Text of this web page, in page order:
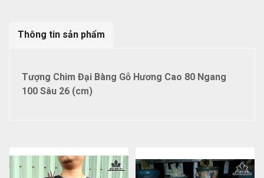
Thông tin sản phẩm
Tượng Chim Đại Bàng Gỗ Hương Cao 80 Ngang
100 Sâu 26 (cm)